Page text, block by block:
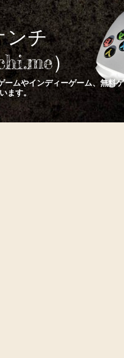
ンチ
）
ームやインディーゲーム、無料ゲ
ます。